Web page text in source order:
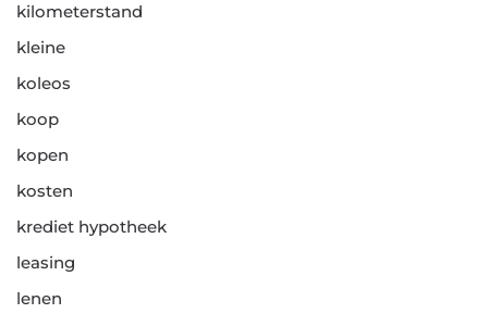
kilometerstand
kleine
koleos
koop
kopen
kosten
krediet hypotheek
leasing
lenen